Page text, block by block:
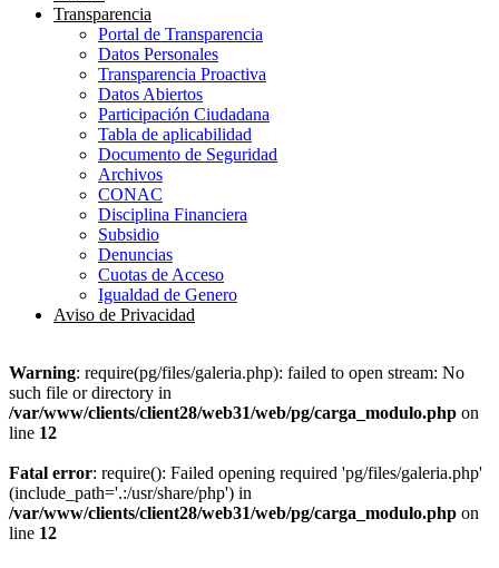
Transparencia
Portal de Transparencia
Datos Personales
Transparencia Proactiva
Datos Abiertos
Participación Ciudadana
Tabla de aplicabilidad
Documento de Seguridad
Archivos
CONAC
Disciplina Financiera
Subsidio
Denuncias
Cuotas de Acceso
Igualdad de Genero
Aviso de Privacidad
Warning: require(pg/files/galeria.php): failed to open stream: No
such file or directory in
/var/www/clients/client28/web31/web/pg/carga_modulo.php on
line 12
Fatal error: require(): Failed opening required 'pg/files/galeria.php'
(include_path='.:/usr/share/php') in
/var/www/clients/client28/web31/web/pg/carga_modulo.php on
line 12